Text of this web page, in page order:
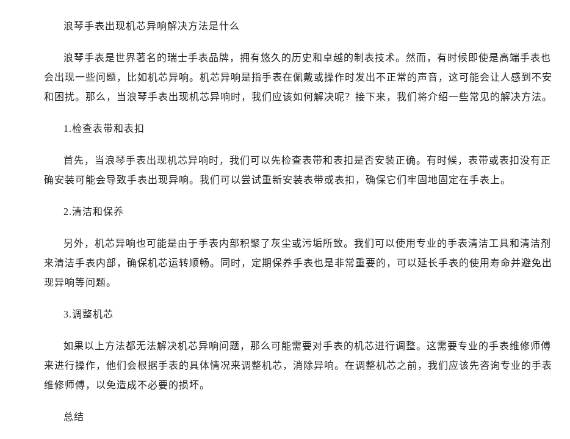
杭州市上城区钱江路1366号华润大厦写字楼A座5层503-5室（需提前预约）
绍兴市越城区胜利东路379号世茂天际中心写字楼8层805室（需提前预约）
嘉兴市南湖区广益路705号嘉兴世界贸易中心写字楼A座13层1304室（需提前预约）
南昌市红谷滩新区红谷中大道998号绿地双子塔（中央广场）A1座办公楼14层07室（需提前预约）
广州市天河区天河路230号万菱汇国际中心写字楼A塔7层704室（需提前预约）
深圳市罗湖区深南东路5001号华润大厦写字楼17层1701室（需提前预约）
惠州市惠城区江北文昌一路7号华贸大厦写字楼1座30层05室（需提前预约）
福州市鼓楼区五四路128-1号恒力城写字楼15层03室（需提前预约）
重庆市江北区观音桥步行街2号融恒时代广场写字楼9层902室（需提前预约）
长沙市芙蓉区定王台街道建湘路393号世茂环球金融中心写字楼（芙蓉广场）10层13室（需提前预约）
乌鲁木齐市天山区红山路26号时代广场（CCMALL）C座17层17-B（需提前预约）
温州市鹿城区锦绣路1067号置信广场10层1015室（需提前预约）
哈尔滨市道里区友谊西路600号富力中心T2座写字楼29层03室（需提前预约）
浪琴手表出现机芯异响解决方法是什么
浪琴手表是世界著名的瑞士手表品牌，拥有悠久的历史和卓越的制表技术。然而，有时候即使是高端手表也
会出现一些问题，比如机芯异响。机芯异响是指手表在佩戴或操作时发出不正常的声音，这可能会让人感到不安
和困扰。那么，当浪琴手表出现机芯异响时，我们应该如何解决呢？接下来，我们将介绍一些常见的解决方法。
1.检查表带和表扣
首先，当浪琴手表出现机芯异响时，我们可以先检查表带和表扣是否安装正确。有时候，表带或表扣没有正
确安装可能会导致手表出现异响。我们可以尝试重新安装表带或表扣，确保它们牢固地固定在手表上。
2.清洁和保养
另外，机芯异响也可能是由于手表内部积聚了灰尘或污垢所致。我们可以使用专业的手表清洁工具和清洁剂
来清洁手表内部，确保机芯运转顺畅。同时，定期保养手表也是非常重要的，可以延长手表的使用寿命并避免出
现异响等问题。
3.调整机芯
如果以上方法都无法解决机芯异响问题，那么可能需要对手表的机芯进行调整。这需要专业的手表维修师傅
来进行操作，他们会根据手表的具体情况来调整机芯，消除异响。在调整机芯之前，我们应该先咨询专业的手表
维修师傅，以免造成不必要的损坏。
总结